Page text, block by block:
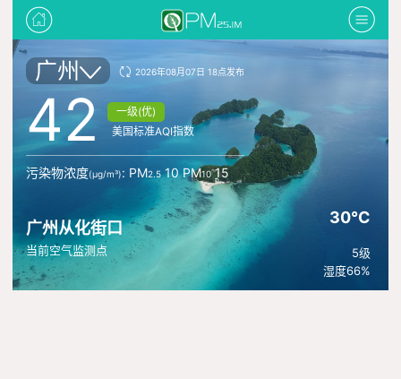
广州 2026年08月07日 18点发布
42
一级(优)
美国标准AQI指数
污染物浓度(μg/m³): PM2.510 PM1015
广州从化街口
当前空气监测点
30°C
5级
湿度66%